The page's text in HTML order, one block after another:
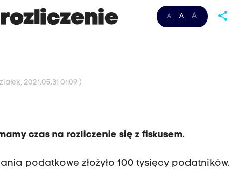
A A A share
2021.05.31 01:09 )
czas na rozliczenie się z fiskusem.
podatkowe złożyło 100 tysięcy podatników.